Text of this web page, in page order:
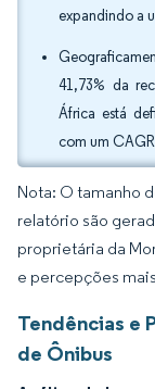
expandindo a
41,73% da
África está
com um
Nota: O tamanho
relatório são
proprietária da
e percepções
Tendências e
de Ônibus